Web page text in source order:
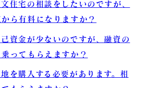
住宅の相談をしたいのですが、
ら有料になりますか？
己資金が少ないのですが、融資の
ってもらえますか？
を購入する必要があります。相